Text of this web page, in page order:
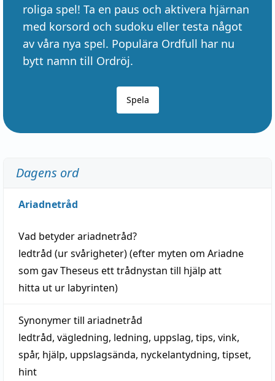
roliga spel! Ta en paus och aktivera hjärnan
med korsord och sudoku eller testa något
av våra nya spel. Populära Ordfull har nu
bytt namn till Ordröj.
Spela
Dagens ord
Ariadnetråd
Vad betyderariadnetråd?
ledtråd (ur svårigheter) (efter myten om Ariadne
som gav Theseus ett trådnystan till hjälp att
hitta ut ur labyrinten)
Synonymer till ariadnetråd
ledtråd, vägledning, ledning, uppslag, tips, vink,
spår, hjälp, uppslagsända, nyckelantydning, tipset,
hint